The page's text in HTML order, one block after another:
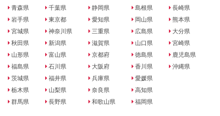
青森県
岩手県
宮城県
秋田県
山形県
福島県
茨城県
栃木県
群馬県
千葉県
東京都
神奈川県
新潟県
富山県
石川県
福井県
山梨県
長野県
静岡県
愛知県
三重県
滋賀県
京都府
大阪府
兵庫県
奈良県
和歌山県
島根県
岡山県
広島県
山口県
徳島県
香川県
愛媛県
高知県
福岡県
長崎県
熊本県
大分県
宮崎県
鹿児島県
沖縄県